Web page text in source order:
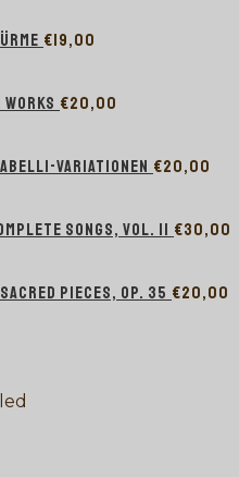
€19,00
€20,00
VARIATIONEN €20,00
SONGS, VOL. II €30,00
PIECES, OP. 35 €20,00